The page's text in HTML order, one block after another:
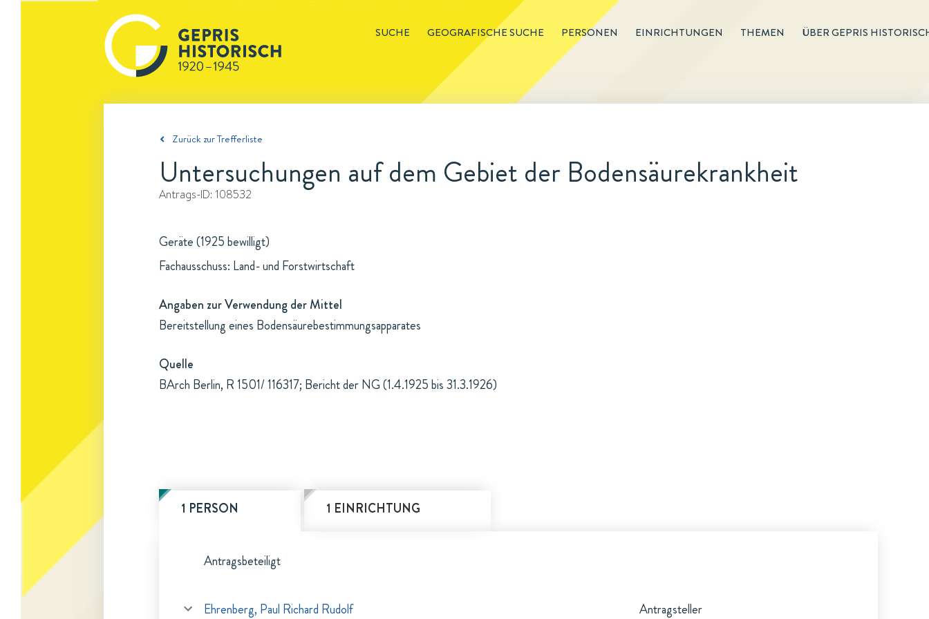
SUCHE GEOGRAFISCHE SUCHE PERSONEN EINRICHTUNGEN THEMEN ÜBER GEPRIS
Zurück zur Trefferliste
Untersuchungen auf dem Gebiet der Bodensäurekrankheit
Antrags-ID: 108532
Geräte (1925 bewilligt)
Fachausschuss: Land- und Forstwirtschaft
Angaben zur Verwendung der Mittel
Bereitstellung eines Bodensäurebestimmungsapparates
Quelle
BArch Berlin, R 1501/ 116317; Bericht der NG (1.4.1925 bis 31.3.1926)
1 PERSON 1 EINRICHTUNG
Antragsbeteiligt
Ehrenberg, Paul Richard Rudolf Antragsteller